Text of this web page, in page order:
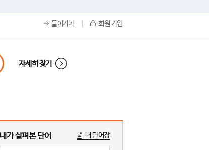
들어가기 회원 가입
자세히 찾기
내가 살펴본 단어 내 단어장